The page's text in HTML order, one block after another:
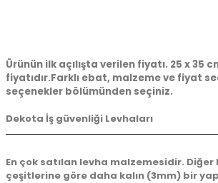
Ürünün ilk açılışta verilen fiyatı. 25 x 35
fiyatıdır.Farklı ebat, malzeme ve fiyat
seçenekler bölümünden seçiniz.
Dekota İş güvenliği Levhaları
En çok satılan levha malzemesidir.
çeşitlerine göre daha kalın (3mm) bir